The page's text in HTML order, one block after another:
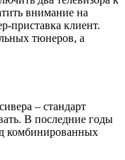
внимание на
приставка клиент.
тюнеров, а
– стандарт
В последние годы
комбинированных